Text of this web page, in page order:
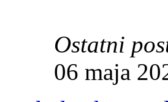
Ostatni
06 maja